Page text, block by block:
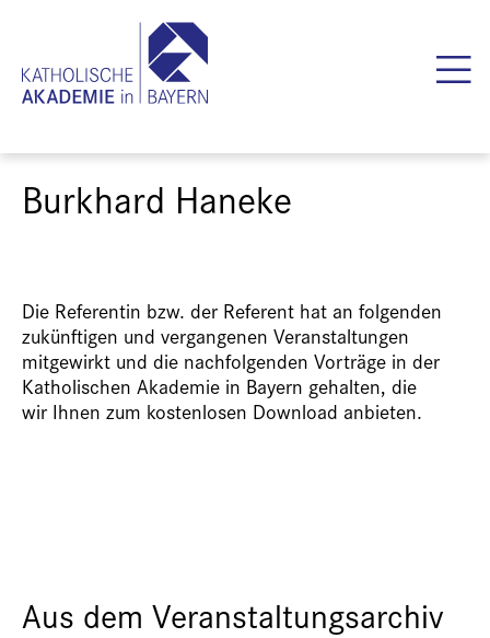
Burkhard Haneke
Die Referentin bzw. der Referent hat an folgenden
zukünftigen und vergangenen Veranstaltungen
mitgewirkt und die nachfolgenden Vorträge in der
Katholischen Akademie in Bayern gehalten, die
wir Ihnen zum kostenlosen Download anbieten.
Aus dem Veranstaltungsarchiv